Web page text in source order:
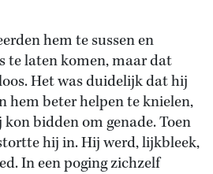
hem te sussen en
te laten komen, maar dat
Het was duidelijk dat hij
hem beter helpen te knielen,
bidden om genade. Toen
hij in. Hij werd, lijkbleek,
In een poging zichzelf